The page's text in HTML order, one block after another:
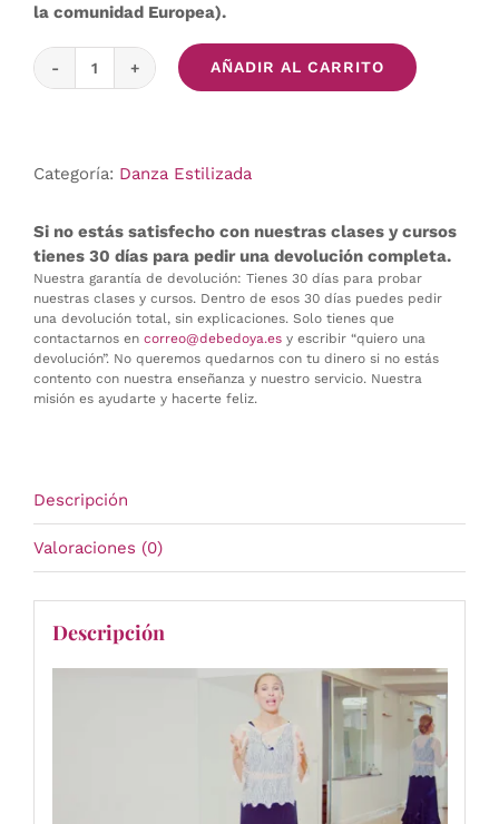
la comunidad Europea).
Danza
cantidad
AÑADIR AL CARRITO
Categoría: Danza Estilizada
Si no estás satisfecho con nuestras clases y cursos
tienes 30 días para pedir una devolución completa.
Nuestra garantía de devolución: Tienes 30 días para probar
nuestras clases y cursos. Dentro de esos 30 días puedes pedir
una devolución total, sin explicaciones. Solo tienes que
contactarnos en correo@debedoya.es y escribir “quiero una
devolución”. No queremos quedarnos con tu dinero si no estás
contento con nuestra enseñanza y nuestro servicio. Nuestra
misión es ayudarte y hacerte feliz.
Descripción
Valoraciones (0)
Descripción